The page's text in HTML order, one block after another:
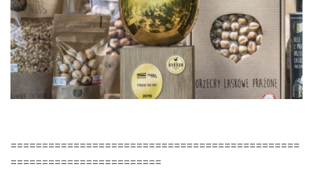
==============================================
========================